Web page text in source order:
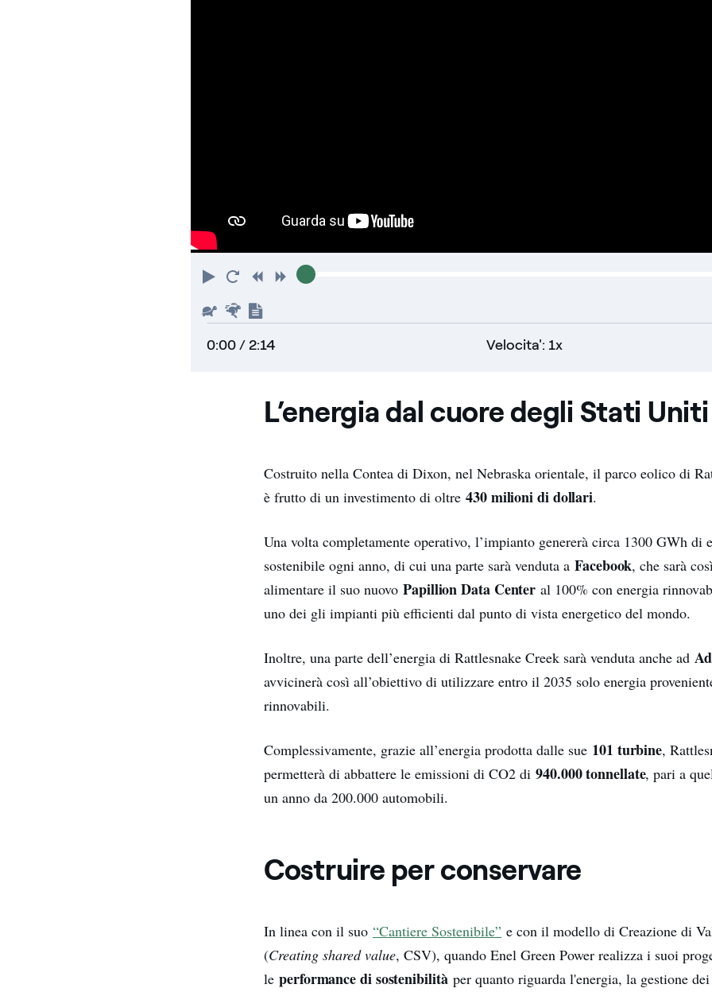
Riproduci
TornaIndietro
Avanti
Piu'
lento
Piu'
velocetrascrizione
0:00/ 2:14 Velocita': 1x
L’energia dal cuore degli Stati Uniti
Costruito nella Contea di Dixon, nel Nebraska orientale, il parco eolico di
è frutto di un investimento di oltre430 milioni di dollari.
Una volta completamente operativo, l’impianto genererà circa 1300 GWh di
sostenibile ogni anno, di cui una parte sarà venduta aFacebook, che sarà
alimentare il suo nuovoPapillion Data Center al 100% con energia
uno dei gli impianti più efficienti dal punto di vista energetico del mondo.
Inoltre, una parte dell’energia di Rattlesnake Creek sarà venduta anche ad
avvicinerà così all’obiettivo di utilizzare entro il 2035 solo energia
rinnovabili.
Complessivamente, grazie all’energia prodotta dalle sue 101 turbine,
permetterà di abbattere le emissioni di CO2 di940.000 tonnellate, pari a
un anno da 200.000 automobili.
Costruire per conservare
In linea con il suo“Cantiere Sostenibile” e con il modello di Creazione di
(Creating shared value, CSV), quando Enel Green Power realizza i suoi
leperformance di sostenibilitàper quanto riguarda l'energia, la gestione